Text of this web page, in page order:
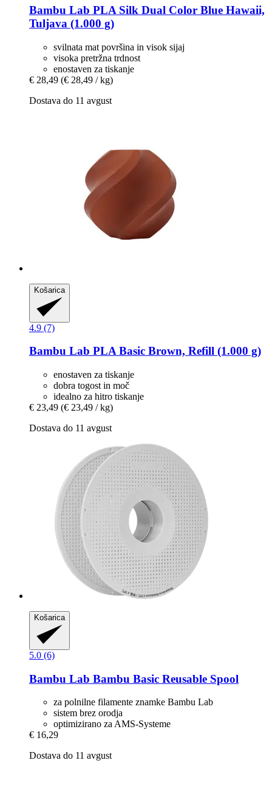
Bambu Lab PLA Silk Dual Color Blue Hawaii,
Tuljava (1.000 g)
svilnata mat površina in visok sijaj
visoka pretržna trdnost
enostaven za tiskanje
€ 28,49 (€ 28,49 / kg)
Dostava do 11 avgust
Košarica
4.9 (7)
Bambu Lab PLA Basic Brown, Refill (1.000 g)
enostaven za tiskanje
dobra togost in moč
idealno za hitro tiskanje
€ 23,49 (€ 23,49 / kg)
Dostava do 11 avgust
Košarica
5.0 (6)
Bambu Lab Bambu Basic Reusable Spool
za polnilne filamente znamke Bambu Lab
sistem brez orodja
optimizirano za AMS-Systeme
€ 16,29
Dostava do 11 avgust